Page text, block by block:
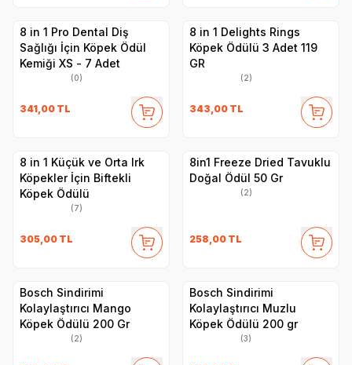
8 in 1 Pro Dental Diş
Sağlığı İçin Köpek Ödül
Kemiği XS - 7 Adet
(0)
341,00 TL
8 in 1 Delights Rings
Köpek Ödülü 3 Adet 119
GR
(2)
343,00 TL
8 in 1 Küçük ve Orta Irk
Köpekler İçin Biftekli
Köpek Ödülü
(7)
305,00 TL
8in1 Freeze Dried Tavuklu
Doğal Ödül 50 Gr
(2)
258,00 TL
Bosch Sindirimi
Kolaylaştırıcı Mango
Köpek Ödülü 200 Gr
(2)
Bosch Sindirimi
Kolaylaştırıcı Muzlu
Köpek Ödülü 200 gr
(3)